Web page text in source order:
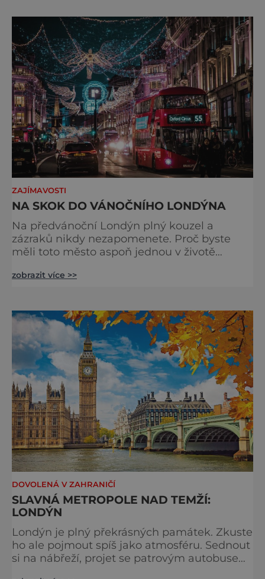
sebe. Pokud už nemáte štěstí, abyste do
Buckinghamského paláce viděli vjíždět či
odjíždět královnu Alž
ZAJÍMAVOSTI
NA SKOK DO VÁNOČNÍHO LONDÝNA
Na předvánoční Londýn plný kouzel a
zázraků nikdy nezapomenete. Proč byste
měli toto město aspoň jednou v životě
nejkrásnější svátky v roce? Nákupy, bruslení,
typicky londýnského? Angličané milují
kluziště, patří k neodmyslitelné předvánoční
tradici a zábavě všech věkových k
zobrazit více >>
DOVOLENÁ V ZAHRANIČÍ
SLAVNÁ METROPOLE NAD TEMŽÍ:
LONDÝN
Londýn je plný překrásných památek. Zkuste
ho ale pojmout spíš jako atmosféru. Sednout
si na nábřeží, projet se patrovým autobusem